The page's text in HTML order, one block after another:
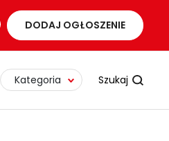
DODAJ OGŁOSZENIE
Kategoria